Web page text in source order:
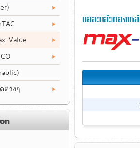
บอลวาล์วทองเห
Value
ต่างๆ